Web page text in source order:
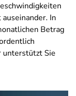
In
Betrag
unterstützt Sie